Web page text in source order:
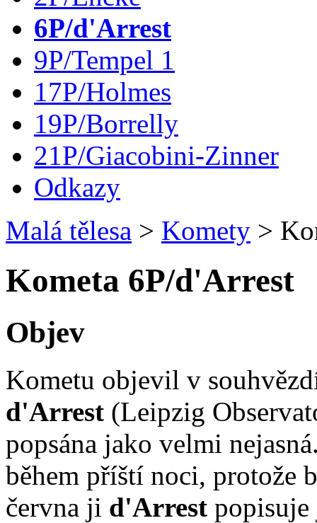
6P/d'Arrest
9P/Tempel 1
17P/Holmes
19P/Borrelly
21P/Giacobini-Zinner
Odkazy
Malá tělesa > Komety >
Kometa 6P/d'Arrest
Objev
Kometu objevil v
d'Arrest (Leipzig
popsána jako velmi
během příští noci, protože
června ji d'Arrest popisuje